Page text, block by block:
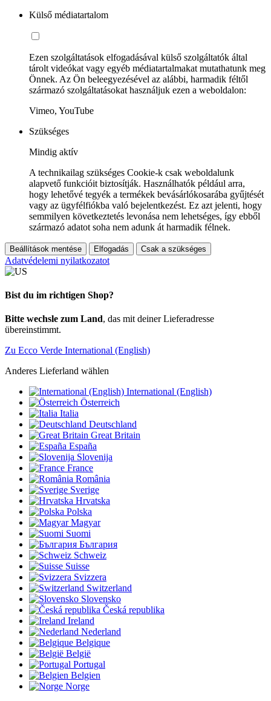
Külső médiatartalom
Ezen szolgáltatások elfogadásával külső szolgáltatók által
tárolt videókat vagy egyéb médiatartalmakat mutathatunk meg
Önnek. Az Ön beleegyezésével az alábbi, harmadik féltől
származó szolgáltatásokat használjuk ezen a weboldalon:
Vimeo, YouTube
Szükséges
Mindig aktív
A technikailag szükséges Cookie-k csak weboldalunk
alapvető funkcióit biztosítják. Használhatók például arra,
hogy lehetővé tegyék a termékek bevásárlókosarába gyűjtését
vagy az ügyfélfiókba való bejelentkezést. Ez azt jelenti, hogy
semmilyen következtetés levonása nem lehetséges, így ebből
származó adatot soha nem adunk át harmadik félnek.
Beállítások mentése Elfogadás Csak a szükséges
Adatvédelemi nyilatkozatot
Bist du im richtigen Shop?
Bitte wechsle zum Land, das mit deiner Lieferadresse
übereinstimmt.
Zu Ecco Verde International (English)
Anderes Lieferland wählen
International (English)
Österreich
Italia
Deutschland
Great Britain
España
Slovenija
France
România
Sverige
Hrvatska
Polska
Magyar
Suomi
България
Schweiz
Suisse
Svizzera
Switzerland
Slovensko
Česká republika
Ireland
Nederland
Belgique
België
Portugal
Belgien
Norge